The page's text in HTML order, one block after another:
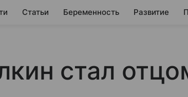
Статьи Беременность Развитие
стал